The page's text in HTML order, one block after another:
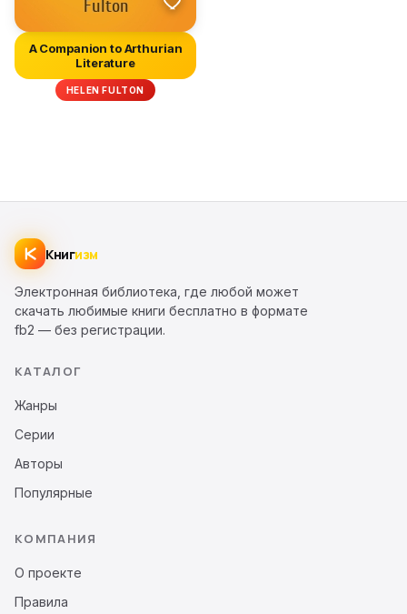
A Companion to Arthurian
Literature
HELEN FULTON
Книгизм
Электронная библиотека, где любой может
скачать любимые книги бесплатно в формате
fb2 — без регистрации.
КАТАЛОГ
Жанры
Серии
Авторы
Популярные
КОМПАНИЯ
О проекте
Правила